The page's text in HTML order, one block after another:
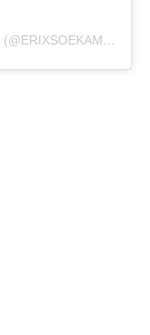
A POST SHARED BY ERIX SOEKAMTI (@ERIXSOEKAMTI)